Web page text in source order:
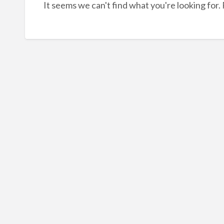
It seems we can't find what you're looking for.